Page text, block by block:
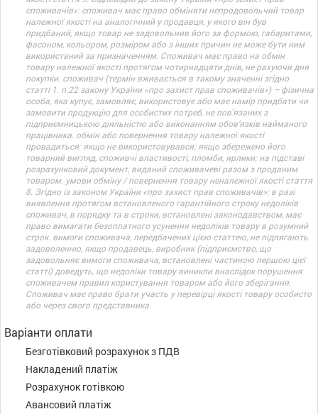
споживачів»: споживач має право обміняти непродовольчий товар
належної якості на аналогічний у продавця, у якого він був
придбаний, якщо товар не задовольнив його за формою, габаритами,
фасоном, кольором, розміром або з інших причин не може бути ним
використаний за призначенням. Споживач має право на обмін
товару належної якості протягом чотирнадцяти днів, не рахуючи дня
покупки. споживач (термін вживається в такому значенні згідно
статті 1. п.22 закону України «про захист прав споживачів») – фізична
особа, яка купує, замовляє, використовує або має намір придбати чи
замовити продукцію для особистих потреб, не пов’язаних з
підприємницькою діяльністю або виконанням обов’язків найманого
працівника. обмін або повернення товару належної якості
провадиться: якщо не використовувався; якщо збережено його
товарний вигляд, споживчі властивості, пломби, ярлики; на підставі
розрахунковий документ, виданий споживачеві разом з проданим
товаром. умови обміну / повернення товару неналежної якості стаття
8. Згідно із законом України «про захист прав споживачів»: в разі
виявлення протягом встановленого гарантійного строку недоліків
споживач, в порядку та в строки, встановлені законодавством, має
право вимагати безоплатного усунення недоліків товару в розумний
строк. вимоги споживача, передбачених цією статтею, не підлягають
задоволенню, якщо продавець, виробник (підприємство, що
задовольняє вимоги споживача, встановлені частиною першою цієї
статті) доведуть, що недоліки товару виникли внаслідок порушення
споживачем правил користування товаром або його зберігання.
Споживач має право брати участь у перевірці якості товару особисто
або через свого представника.
Варіанти оплати
Безготівковий розрахунок з ПДВ
Накладений платіж
Розрахунок готівкою
Авансовий платіж